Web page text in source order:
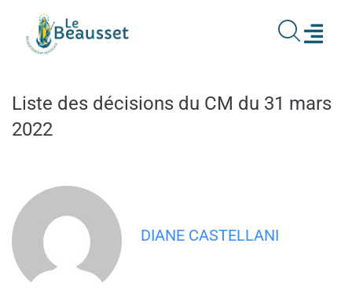
principal
Liste des décisions du CM du 31 mars
2022
DIANE CASTELLANI